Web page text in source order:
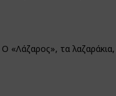
Ο «Λάζαρος», τα